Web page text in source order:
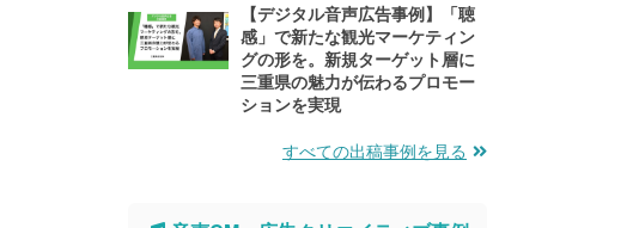
【デジタル音声広告事例】「聴
感」で新たな観光マーケティン
グの形を。新規ターゲット層に
三重県の魅力が伝わるプロモー
ションを実現
すべての出稿事例を見る